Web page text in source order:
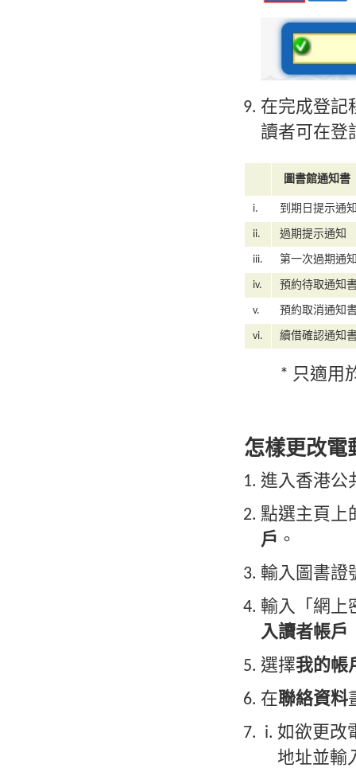
在完成登記
讀者可在登
圖書館通知書
i. 到期日提示通
ii. 過期提示通知
iii. 第一次過期通
iv. 預約待取通知
v. 預約取消通知
vi. 續借確認通知
* 只適用於
怎樣更改電
進入香港公
點選主頁上
戶 。
輸入圖書證
輸入「網上
入讀者帳戶
選擇我的帳
在聯絡資料
如欲更改
地址並輸